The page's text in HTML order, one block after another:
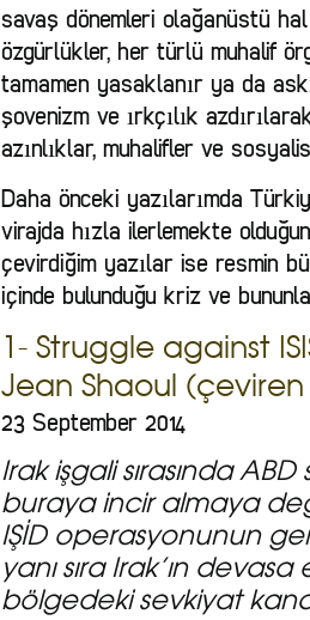
savaş dönemleri olağanüstü
özgürlükler, her türlü muhalif
tamamen yasaklanır ya da
şovenizm ve ırkçılık
azınlıklar, muhalifler ve
Daha önceki yazılarımda
virajda hızla ilerlemekte
çevirdiğim yazılar ise resmin
içinde bulunduğu kriz ve
1- Struggle against
Jean Shaoul
23 September 2014
Irak işgali sırasında
buraya incir almaya
IŞİD operasyonunun
yanı sıra Irak’ın
bölgedeki sevkiyat